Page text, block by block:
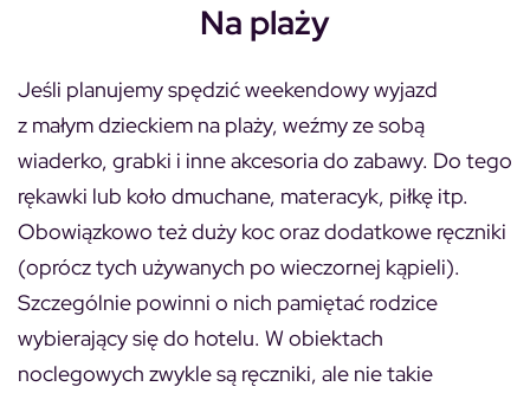
Na plaży
Jeśli planujemy spędzić weekendowy wyjazd
z małym dzieckiem na plaży, weźmy ze sobą
wiaderko, grabki i inne akcesoria do zabawy. Do tego
rękawki lub koło dmuchane, materacyk, piłkę itp.
Obowiązkowo też duży koc oraz dodatkowe ręczniki
(oprócz tych używanych po wieczornej kąpieli).
Szczególnie powinni o nich pamiętać rodzice
wybierający się do hotelu. W obiektach
noclegowych zwykle są ręczniki, ale nie takie